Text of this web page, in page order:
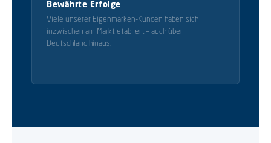
Bewährte Erfolge
Viele unserer Eigenmarken-Kunden haben sich
inzwischen am Markt etabliert – auch über
Deutschland hinaus.